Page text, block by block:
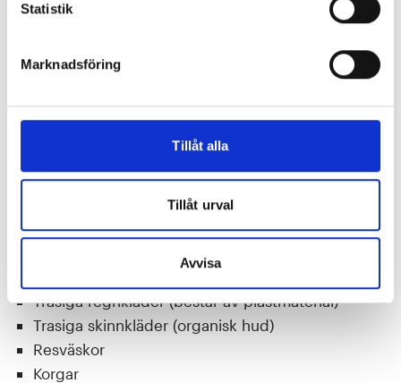
Statistik
Marknadsföring
Tillåt alla
Tillåt urval
Avvisa
containern för tapet, takpapp och gummi.
Det här ska till återbruket:
Stora mattor
Blöta och/eller starkt nedsmutsade textilier
Små tygrester
Trasiga regnkläder (består av plastmaterial)
Trasiga skinnkläder (organisk hud)
Resväskor
Korgar